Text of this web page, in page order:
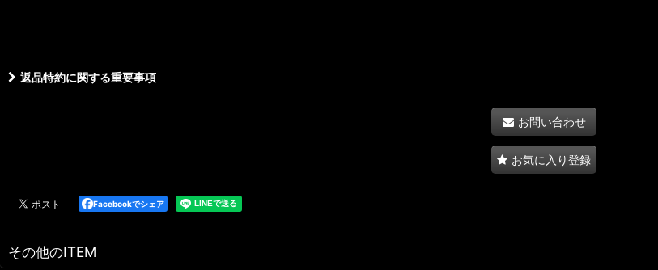
返品特約に関する重要事項
お問い合わせ
お気に入り登録
Facebookでシェア
その他のITEM